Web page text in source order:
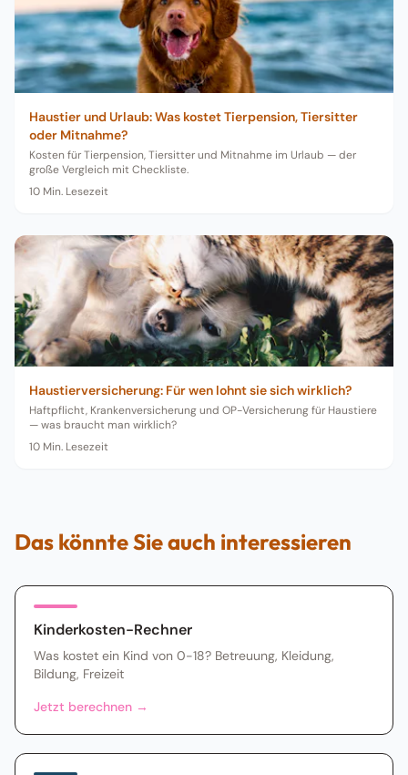
Haustier und Urlaub: Was kostet Tierpension, Tiersitter
oder Mitnahme?
Kosten für Tierpension, Tiersitter und Mitnahme im Urlaub — der
große Vergleich mit Checkliste.
10 Min. Lesezeit
Haustierversicherung: Für wen lohnt sie sich wirklich?
Haftpflicht, Krankenversicherung und OP-Versicherung für Haustiere
— was braucht man wirklich?
10 Min. Lesezeit
Das könnte Sie auch interessieren
Kinderkosten-Rechner
Was kostet ein Kind von 0-18? Betreuung, Kleidung,
Bildung, Freizeit
Jetzt berechnen →